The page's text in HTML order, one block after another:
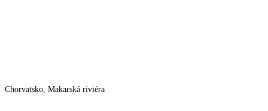
Chorvatsko, Makarská riviéra